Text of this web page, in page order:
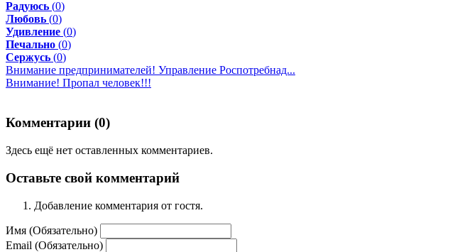
Радуюсь (0)
Любовь (0)
Удивление (0)
Печально (0)
Сержусь (0)
Внимание предпринимателей! Управление Роспотребнад...
Внимание! Пропал человек!!!
Комментарии (0)
Здесь ещё нет оставленных комментариев.
Оставьте свой комментарий
Добавление комментария от гостя.
Имя (Обязательно)
Email (Обязательно)